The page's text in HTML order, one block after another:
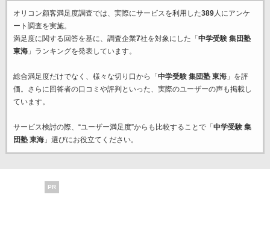
オリコン顧客満足度調査では、実際にサービスを利用した389人にアンケ
ート調査を実施。
満足度に関する回答を基に、調査企業7社を対象にした「 中学受験 集団塾
東海」ランキングを発表しています。
総合満足度だけでなく、様々な切り口から「 中学受験 集団塾 東海」を評
価。さらに回答者の口コミや評判といった、実際のユーザーの声も掲載し
ています。
サービス検討の際、“ユーザー満足度”からも比較することで「 中学受験 集
団塾 東海」選びにお役立てください。
PR